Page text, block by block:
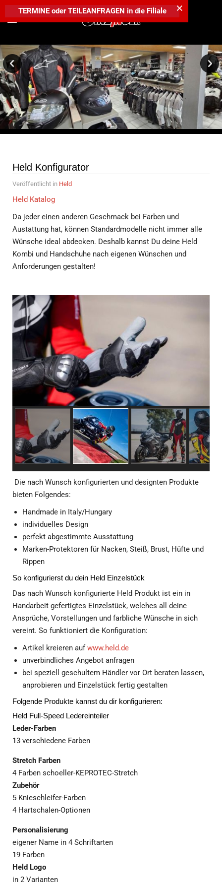
Held Konfigurator
Veröffentlicht in Held
Held Katalog
Da jeder einen anderen Geschmack bei Farben und
Austattung hat, können Standardmodelle nicht immer alle
Wünsche ideal abdecken. Deshalb kannst Du deine Held
Kombi und Handschuhe nach eigenen Wünschen und
Anforderungen gestalten!
Die nach Wunsch konfigurierten und designten Produkte
bieten Folgendes:
Handmade in Italy/Hungary
individuelles Design
perfekt abgestimmte Ausstattung
Marken-Protektoren für Nacken, Steiß, Brust, Hüfte und
Rippen
So konfigurierst du dein Held Einzelstück
Das nach Wunsch konfigurierte Held Produkt ist ein in
Handarbeit gefertigtes Einzelstück, welches all deine
Ansprüche, Vorstellungen und farbliche Wünsche in sich
vereint. So funktioniert die Konfiguration:
Artikel kreieren aufwww.held.de
unverbindliches Angebot anfragen
bei speziell geschultem Händler vor Ort beraten lassen,
anprobieren und Einzelstück fertig gestalten
Folgende Produkte kannst du dir konfigurieren:
Held Full-Speed Ledereinteiler
Leder-Farben
13 verschiedene Farben
Stretch Farben
4 Farben schoeller-KEPROTEC-Stretch
Zubehör
5 Knieschleifer-Farben
4 Hartschalen-Optionen
Personalisierung
eigener Name in 4 Schriftarten
19 Farben
Held Logo
in 2 Varianten
×
TERMINEoderTEILEANFRAGEN in die Filiale